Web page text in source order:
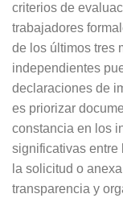
criterios de
trabajadores
de los últimos tres
independientes
declaraciones de
es priorizar
constancia en los
significativas entre
la solicitud o
transparencia y